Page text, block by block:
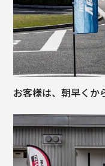
お客様は、朝早くか